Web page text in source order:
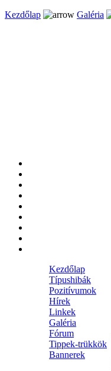
Kezdőlap Galéria
Kezdőlap
Típushibák
Pozitívumok
Hírek
Linkek
Galéria
Fórum
Tippek-trükkök
Bannerek